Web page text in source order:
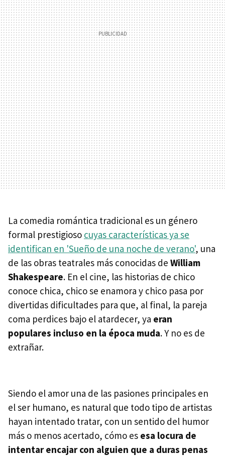
La comedia romántica tradicional es un género
formal prestigioso cuyas características ya se
identifican en 'Sueño de una noche de verano', una
de las obras teatrales más conocidas de William
Shakespeare. En el cine, las historias de chico
conoce chica, chico se enamora y chico pasa por
divertidas dificultades para que, al final, la pareja
coma perdices bajo el atardecer, ya eran
populares incluso en la época muda. Y no es de
extrañar.
Siendo el amor una de las pasiones principales en
el ser humano, es natural que todo tipo de artistas
hayan intentado tratar, con un sentido del humor
más o menos acertado, cómo es esa locura de
intentar encajar con alguien que a duras penas